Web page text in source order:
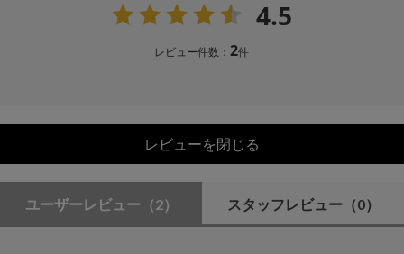
4.5
レビュー件数：2件
レビューを閉じる
ユーザーレビュー （2） スタッフレビュー （0）